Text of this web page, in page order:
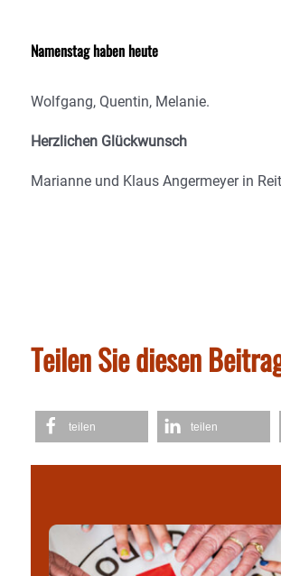
Namenstag haben heute
Wolfgang, Quentin, Melanie.
Herzlichen Glückwunsch
Marianne und Klaus Angermeyer in
Teilen Sie diesen
teilen teilen